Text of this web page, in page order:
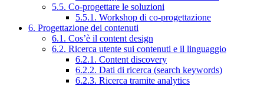
5.5. Co-progettare le soluzioni
5.5.1. Workshop di co-progettazione
6. Progettazione dei contenuti
6.1. Cos’è il content design
6.2. Ricerca utente sui contenuti e il linguaggio
6.2.1. Content discovery
6.2.2. Dati di ricerca (search keywords)
6.2.3. Ricerca tramite analytics